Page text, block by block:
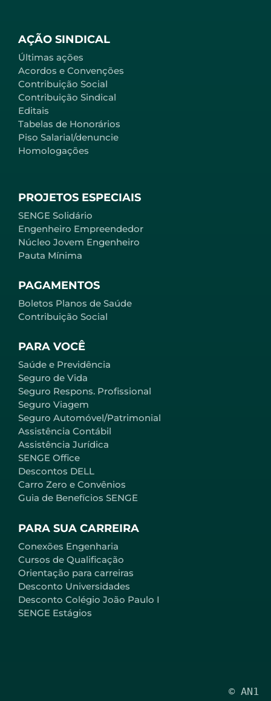
PARA VOCÊ
Saúde e Previdência
Seguro de Vida
Seguro Respons. Profissional
Seguro Viagem
Seguro Automóvel/Patrimonial
Assistência Contábil
Assistência Jurídica
SENGE Office
Descontos DELL
Carro Zero e Convênios
Guia de Benefícios SENGE
PARA SUA CARREIRA
Conexões Engenharia
Cursos de Qualificação
Orientação para carreiras
Desconto Universidades
Desconto Colégio João Paulo I
SENGE Estágios
AÇÃO SINDICAL
Últimas ações
Acordos e Convenções
Contribuição Social
Contribuição Sindical
Editais
Tabelas de Honorários
Piso Salarial/denuncie
Homologações
PROJETOS ESPECIAIS
SENGE Solidário
Engenheiro Empreendedor
Núcleo Jovem Engenheiro
Pauta Mínima
PAGAMENTOS
Boletos Planos de Saúde
Contribuição Social
© AN1